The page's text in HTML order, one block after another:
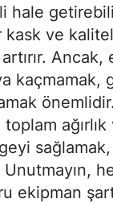
hale
kask ve
Ancak,
kaçmamak,
toplam
ekipman